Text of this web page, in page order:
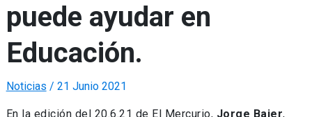
puede ayudar en
Educación.
Noticias / 21 Junio 2021
En la edición del 20.6.21 de El Mercurio, Jorge Baier,